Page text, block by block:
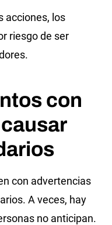
acciones, los
riesgo de ser
con
con advertencias
A veces, hay
no anticipan.